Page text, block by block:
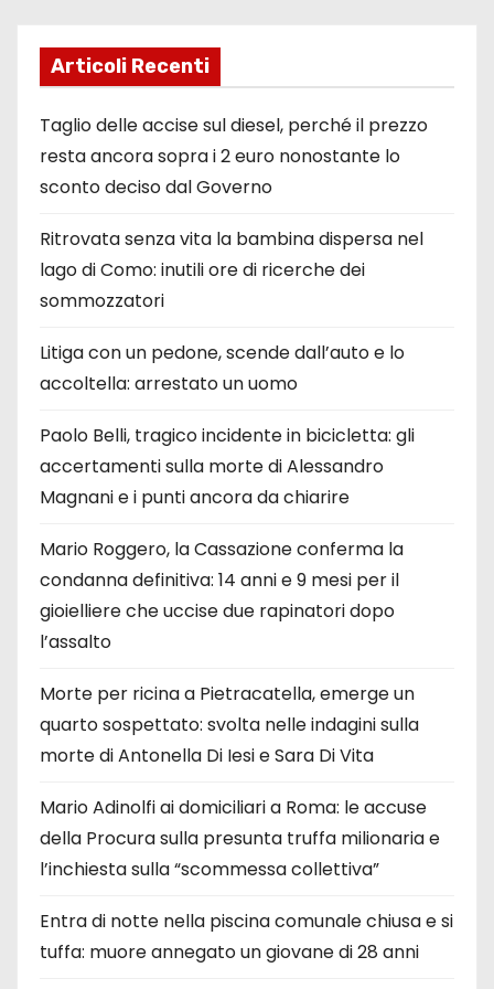
Articoli Recenti
Taglio delle accise sul diesel, perché il prezzo
resta ancora sopra i 2 euro nonostante lo
sconto deciso dal Governo
Ritrovata senza vita la bambina dispersa nel
lago di Como: inutili ore di ricerche dei
sommozzatori
Litiga con un pedone, scende dall’auto e lo
accoltella: arrestato un uomo
Paolo Belli, tragico incidente in bicicletta: gli
accertamenti sulla morte di Alessandro
Magnani e i punti ancora da chiarire
Mario Roggero, la Cassazione conferma la
condanna definitiva: 14 anni e 9 mesi per il
gioielliere che uccise due rapinatori dopo
l’assalto
Morte per ricina a Pietracatella, emerge un
quarto sospettato: svolta nelle indagini sulla
morte di Antonella Di Iesi e Sara Di Vita
Mario Adinolfi ai domiciliari a Roma: le accuse
della Procura sulla presunta truffa milionaria e
l’inchiesta sulla “scommessa collettiva”
Entra di notte nella piscina comunale chiusa e si
tuffa: muore annegato un giovane di 28 anni